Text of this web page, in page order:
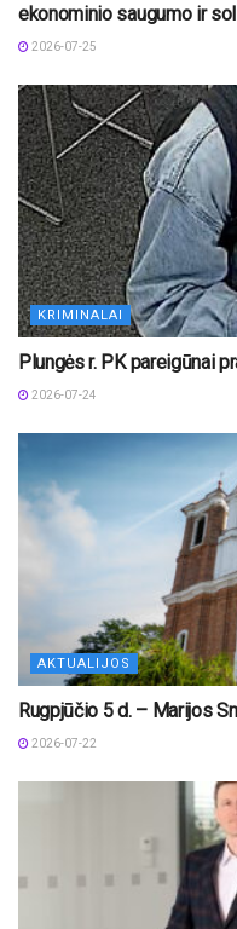
ekonominio saugumo ir
2026-07-25
KRIMINALAI
Plungės r. PK pareigūnai
2026-07-24
AKTUALIJOS
Rugpjūčio 5 d. – Marijos
2026-07-22